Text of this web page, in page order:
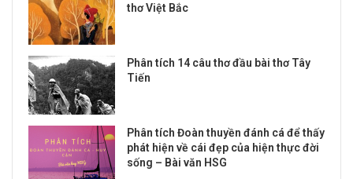
thơ Việt Bắc
Phân tích 14 câu thơ đầu bài thơ Tây
Tiến
Phân tích Đoàn thuyền đánh cá để thấy
phát hiện về cái đẹp của hiện thực đời
sống – Bài văn HSG